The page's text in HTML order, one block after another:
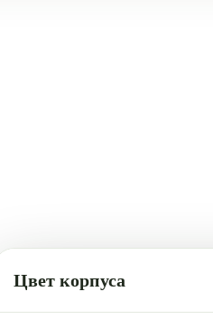
Цвет корпуса